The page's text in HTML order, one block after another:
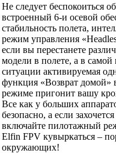
Не следует беспокоиться
встроенный 6-и осевой
стабильность полета,
режим управления
если вы перестанете
модели в полете, а в самой
ситуации активируемая
функция «Возврат домой»
режиме пригонит вашу
Все как у больших
безопасно, а если
включайте пилотажный
Elfin FPV кувыркаться –
окружающих!